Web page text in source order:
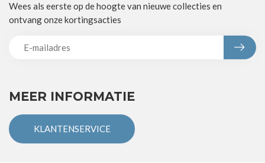
MEER INFORMATIE
KLANTENSERVICE
Wees als eerste op de hoogte van nieuwe collecties en
ontvang onze kortingsacties